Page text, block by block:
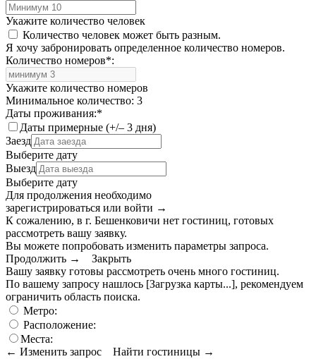
Укажите количество человек
Количество человек может быть разным.
Я хочу забронировать определенное количество номеров.
Количество номеров*:
Укажите количество номеров
Минимальное количество: 3
Даты проживания:*
Даты примерные (+/– 3 дня)
Заезд
Выберите дату
Выезд
Выберите дату
Для продолжения необходимо
зарегистрироваться или войти →
К сожалению, в г. Бешенковичи нет гостиниц, готовых
рассмотреть вашу заявку.
Вы можете попробовать изменить параметры запроса.
Продолжить →
Закрыть
Вашу заявку готовы рассмотреть очень много гостиниц.
По вашему запросу нашлось [Загрузка карты...], рекомендуем
ограничить область поиска.
Метро:
Расположение:
Места:
← Изменить запрос
Найти гостиницы →